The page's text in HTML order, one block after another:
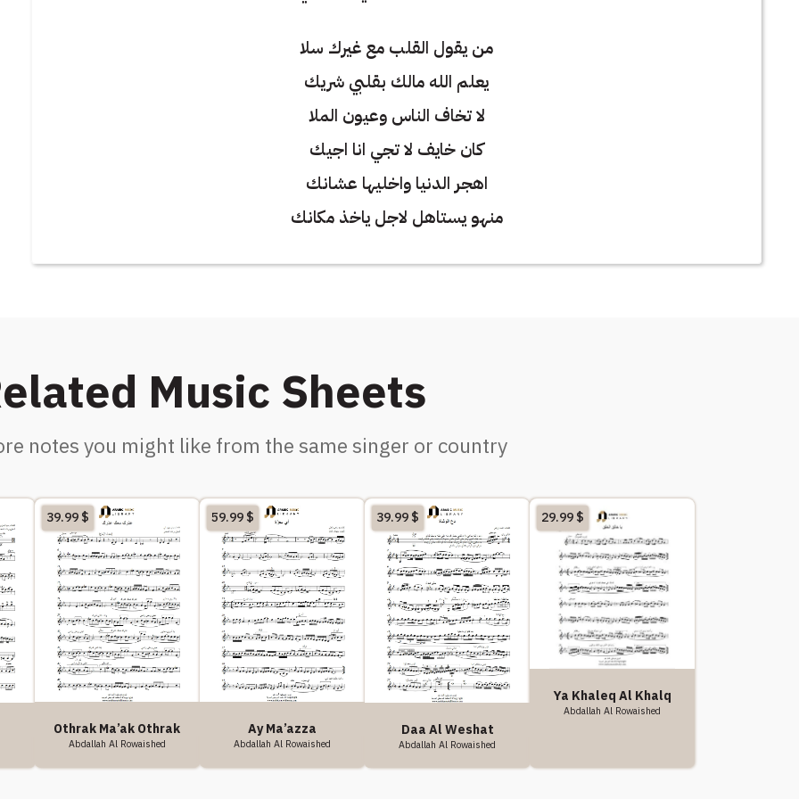
من يقول القلب مع غيرك سلا
يعلم الله مالك بقلبي شريك
لا تخاف الناس وعيون الملا
كان خايف لا تجي انا اجيك
اهجر الدنيا واخليها عشانك
منهو يستاهل لاجل ياخذ مكانك
Music Sheets
notes you might like from the same singer or country
Othrak Ma’ak Othrak
Abdallah Al Rowaished
39.99$
Ay Ma’azza
Abdallah Al Rowaished
59.99$
Daa Al Weshat
Abdallah Al Rowaished
39.99$
Ya Khaleq Al Khalq
Abdallah Al Rowaished
29.99$